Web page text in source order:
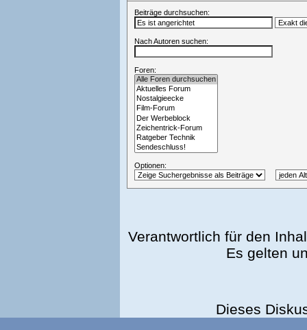
Beiträge durchsuchen:
Nach Autoren suchen:
Foren:
Optionen:
Verantwortlich für den
Es gelten
Dieses